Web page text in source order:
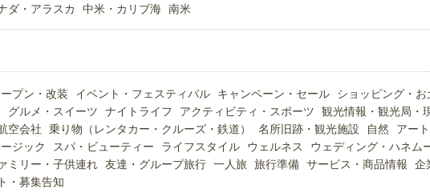
ダ・アラスカ 中米・カリブ海 南米
プン・改装 イベント・フェスティバル キャンペーン・セール ショッピング・お
グルメ・スイーツ ナイトライフ アクティビティ・スポーツ 観光情報・観光局・
空会社 乗り物（レンタカー・クルーズ・鉄道） 名所旧跡・観光施設 自然 アー
ジック スパ・ビューティー ライフスタイル ウェルネス ウェディング・ハネム
ミリー・子供連れ 友達・グループ旅行 一人旅 旅行準備 サービス・商品情報 企
・募集告知